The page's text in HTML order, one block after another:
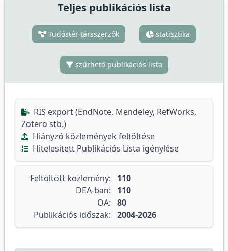
Teljes publikációs lista
Tudóstér társszerzők statisztika
szűrhető publikációs lista
RIS export (EndNote, Mendeley, RefWorks,
Zotero stb.)
Hiányzó közlemények feltöltése
Hitelesített Publikációs Lista igénylése
Feltöltött közlemény:
110
DEA-ban:
110
OA: 80
Publikációs időszak: 2004-2026